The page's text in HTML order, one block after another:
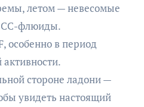
летом — невесомые
флюиды.
особенно в период
стороне ладони —
увидеть настоящий